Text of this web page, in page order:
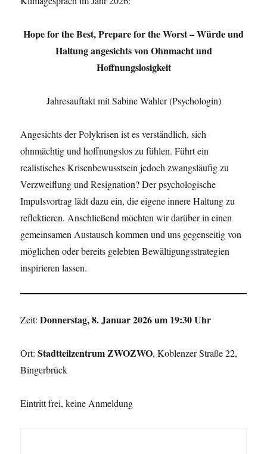
Hope for the Best, Prepare for the Worst – Würde und
Haltung angesichts von Ohnmacht und
Hoffnungslosigkeit
Jahresauftakt mit Sabine Wahler (Psychologin)
Angesichts der Polykrisen ist es verständlich, sich
ohnmächtig und hoffnungslos zu fühlen. Führt ein
realistisches Krisenbewusstsein jedoch zwangsläufig zu
Verzweiflung und Resignation? Der psychologische
Impulsvortrag lädt dazu ein, die eigene innere Haltung zu
reflektieren. Anschließend möchten wir darüber in einen
gemeinsamen Austausch kommen und uns gegenseitig von
möglichen oder bereits gelebten Bewältigungsstrategien
inspirieren lassen.
Zeit:Donnerstag, 8.Januar 2026um 19:30 Uhr
Ort:Stadtteilzentrum ZWOZWO, Koblenzer Straße 22,
Bingerbrück
Eintritt frei, keine Anmeldung